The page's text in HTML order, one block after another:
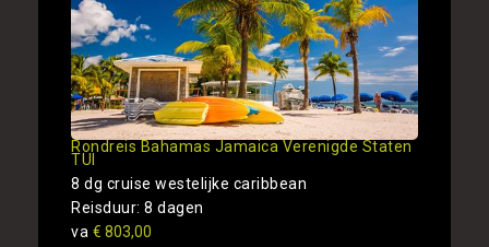
Rondreis Bahamas Jamaica Verenigde Staten
TUI
8 dg cruise westelijke caribbean
Reisduur: 8 dagen
va € 803,00